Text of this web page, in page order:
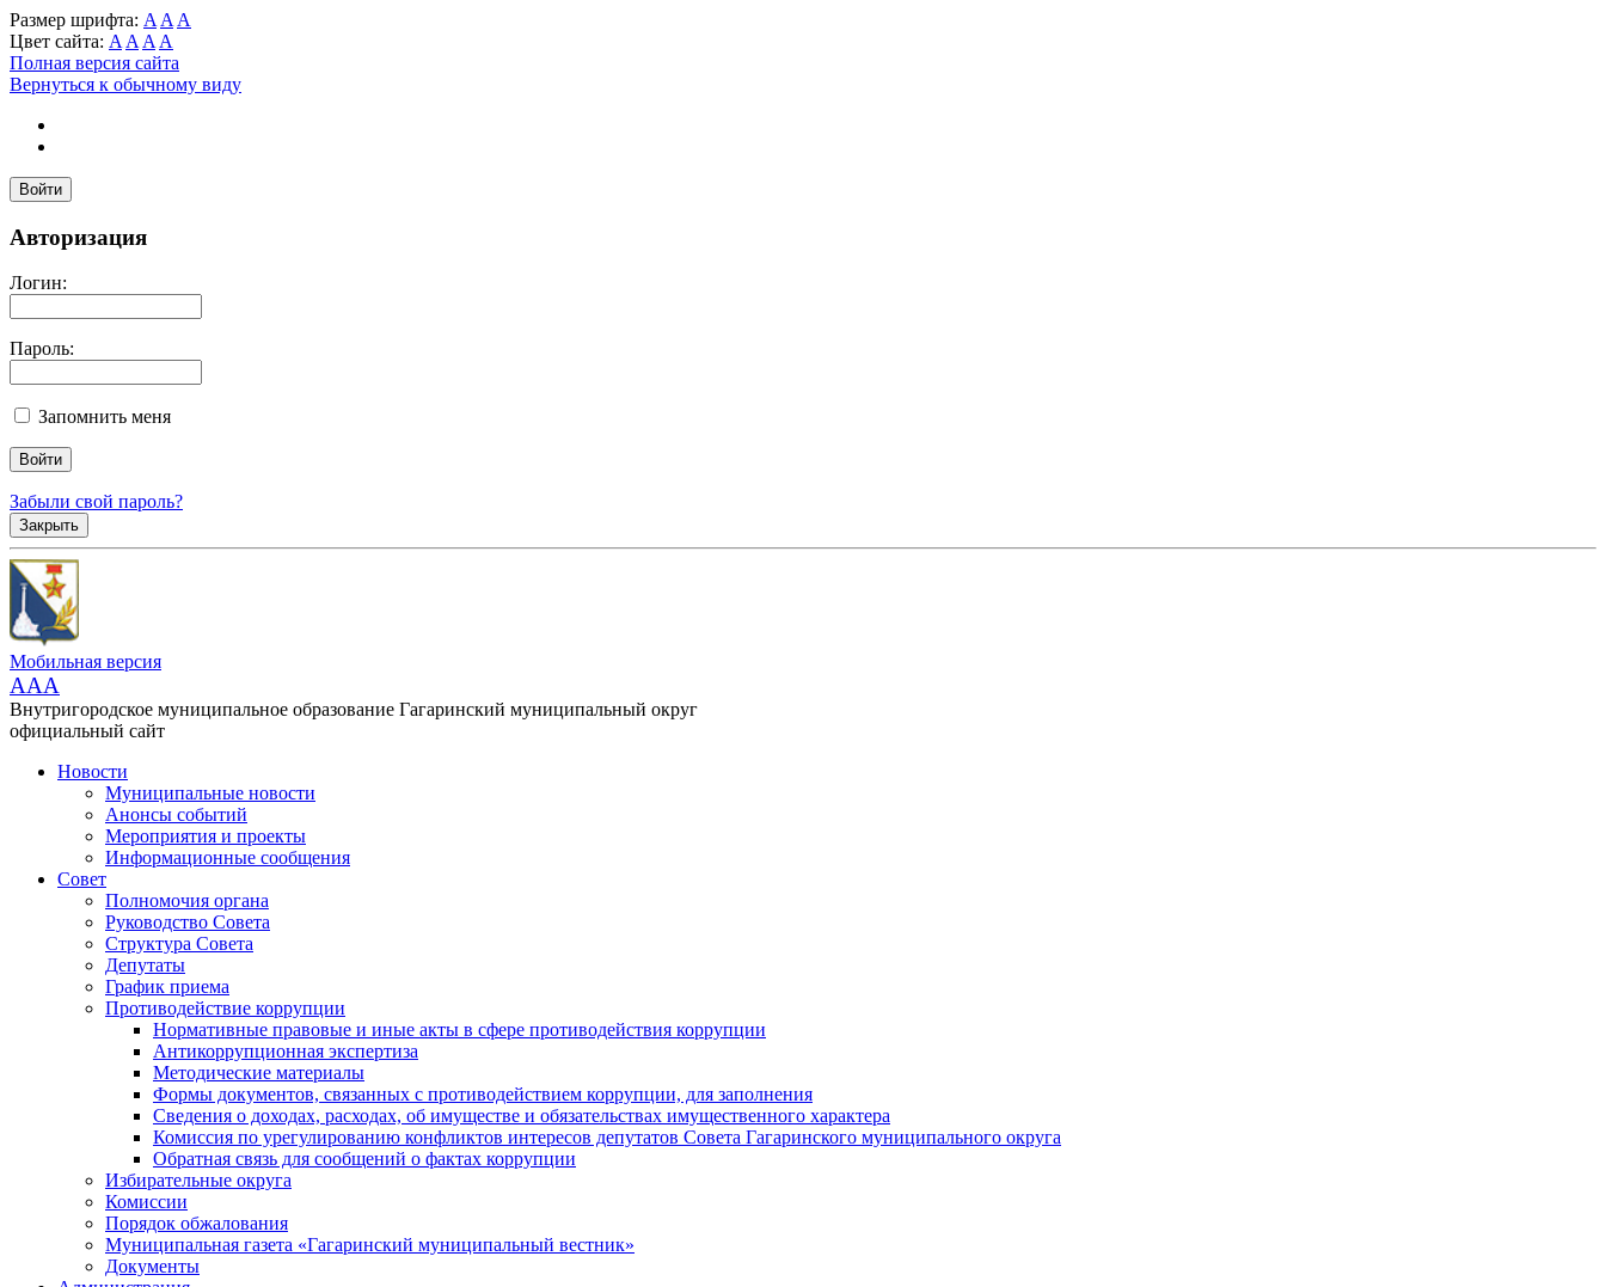
Размер шрифта: A A A
Цвет сайта: A A A A
Полная версия сайта
Вернуться к обычному виду
Войти
Авторизация
Логин:
Пароль:
Запомнить меня
Забыли свой пароль?
Закрыть
Мобильная версия
AAA
Внутригородское муниципальное образование Гагаринский муниципальный округ
официальный сайт
Новости
Муниципальные новости
Анонсы событий
Мероприятия и проекты
Информационные сообщения
Совет
Полномочия органа
Руководство Совета
Структура Совета
Депутаты
График приема
Противодействие коррупции
Нормативные правовые и иные акты в сфере противодействия коррупции
Антикоррупционная экспертиза
Методические материалы
Формы документов, связанных с противодействием коррупции, для заполнения
Сведения о доходах, расходах, об имуществе и обязательствах имущественного характера
Комиссия по урегулированию конфликтов интересов депутатов Совета Гагаринского муниципального округа
Обратная связь для сообщений о фактах коррупции
Избирательные округа
Комиссии
Порядок обжалования
Муниципальная газета «Гагаринский муниципальный вестник»
Документы